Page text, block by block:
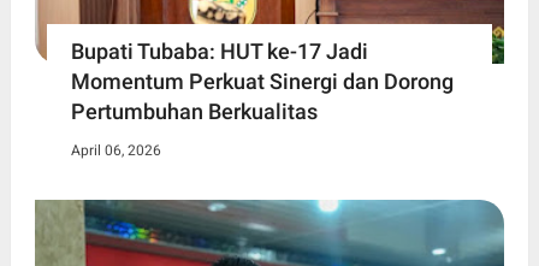
Bupati Tubaba: HUT ke-17 Jadi
Momentum Perkuat Sinergi dan Dorong
Pertumbuhan Berkualitas
April 06, 2026